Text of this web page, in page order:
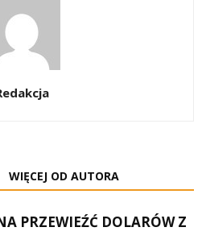
WIĘCEJ OD AUTORA
PRZEWIEŹĆ DOLARÓW Z